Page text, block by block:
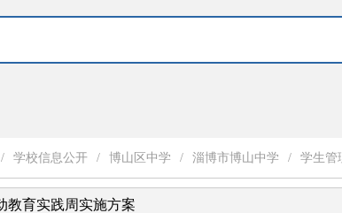
/ 学校信息公开 / 博山区中学 / 淄博市博山中学 / 学生管
教育实践周实施方案